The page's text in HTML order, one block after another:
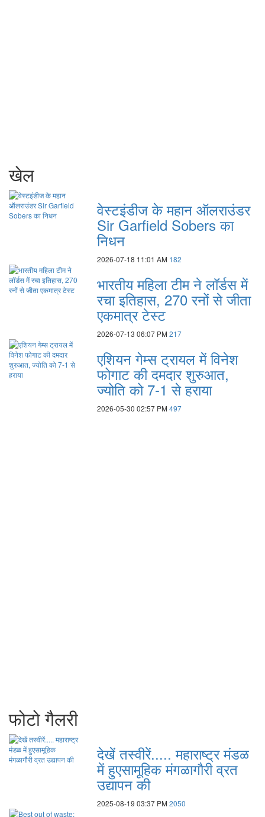
खेल
वेस्टइंडीज के महान ऑलराउंडर
Sir Garfield Sobers का
निधन
2026-07-18 11:01 AM 182
भारतीय महिला टीम ने लॉर्डस में
रचा इतिहास, 270 रनों से जीता
एकमात्र टेस्ट
2026-07-13 06:07 PM 217
एशियन गेम्स ट्रायल में विनेश
फोगाट की दमदार शुरुआत,
ज्योति को 7-1 से हराया
2026-05-30 02:57 PM 497
फोटो गैलरी
देखें तस्वीरें..... महाराष्ट्र मंडळ
में हुएसामूहिक मंगळागौरी व्रत
उद्यापन की
2025-08-19 03:37 PM 2050